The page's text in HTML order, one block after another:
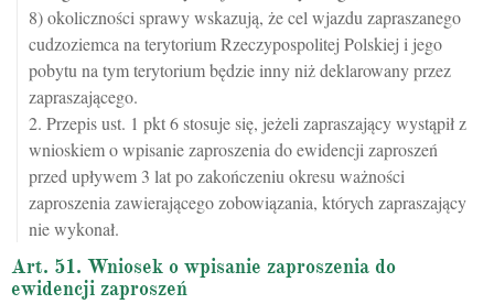
8) okoliczności sprawy wskazują, że cel wjazdu zapraszanego
cudzoziemca na terytorium Rzeczypospolitej Polskiej i jego
pobytu na tym terytorium będzie inny niż deklarowany przez
zapraszającego.
2. Przepis ust. 1 pkt 6 stosuje się, jeżeli zapraszający wystąpił z
wnioskiem o wpisanie zaproszenia do ewidencji zaproszeń
przed upływem 3 lat po zakończeniu okresu ważności
zaproszenia zawierającego zobowiązania, których zapraszający
nie wykonał.
Art. 51. Wniosek o wpisanie zaproszenia do
ewidencji zaproszeń